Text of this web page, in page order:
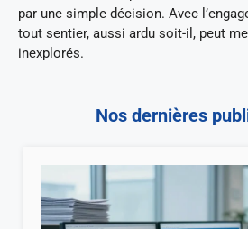
par une simple décision. Avec
tout sentier, aussi ardu soit-il, peut
inexplorés.
Nos dernières